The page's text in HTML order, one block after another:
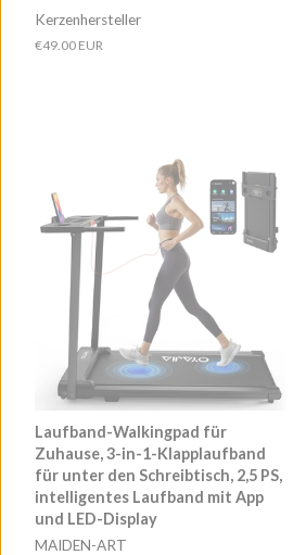
Kerzenhersteller
Normaler
€49.00 EUR
Laufband-Walkingpad für
Zuhause, 3-in-1-Klapplaufband
für unter den Schreibtisch, 2,5 PS,
intelligentes Laufband mit App
und LED-Display
MAIDEN-ART